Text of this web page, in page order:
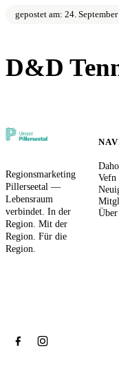
gepostet am: 24.
D&D
Regionsmarketing
Pillerseetal —
Lebensraum
verbindet. In der
Region. Mit der
Region. Für die
Region.
Vefn